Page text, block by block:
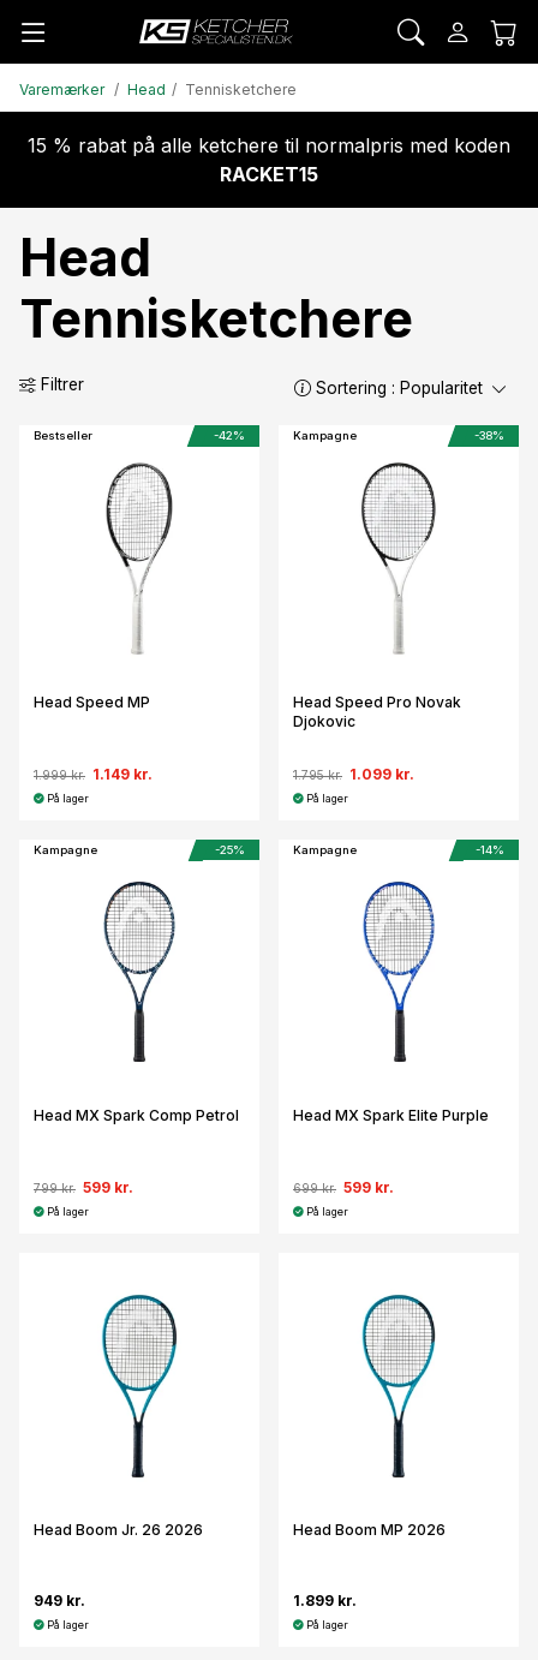
Varemærker Head Tennisketchere
15 % rabat på alle ketchere til normalpris med koden
RACKET15
Head
Tennisketchere
Filtrer Sortering : Popularitet
Bestseller -42%
Head Speed MP
1.999 kr. 1.149 kr.
På lager
Kampagne -38%
Head Speed Pro Novak
Djokovic
1.795 kr. 1.099 kr.
På lager
Kampagne -25%
Head MX Spark Comp Petrol
799 kr. 599 kr.
På lager
Kampagne -14%
Head MX Spark Elite Purple
699 kr. 599 kr.
På lager
Head Boom Jr. 26 2026
949 kr.
På lager
Head Boom MP 2026
1.899 kr.
På lager